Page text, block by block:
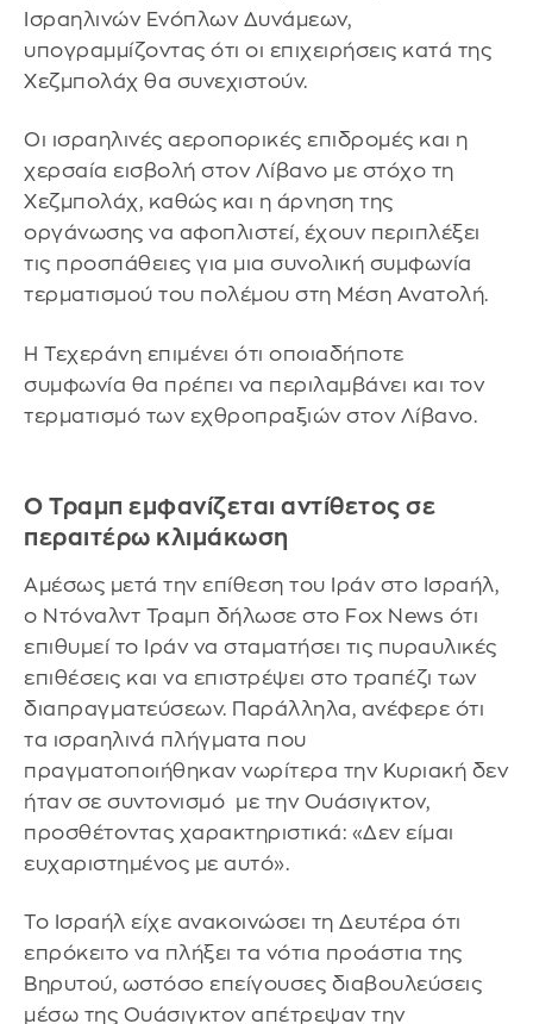
Ισραηλινών Ενόπλων Δυνάμεων,
υπογραμμίζοντας ότι οι επιχειρήσεις κατά της
Χεζμπολάχ θα συνεχιστούν.
Οι ισραηλινές αεροπορικές επιδρομές και η
χερσαία εισβολή στον Λίβανο με στόχο τη
Χεζμπολάχ, καθώς και η άρνηση της
οργάνωσης να αφοπλιστεί, έχουν περιπλέξει
τις προσπάθειες για μια συνολική συμφωνία
τερματισμού του πολέμου στη Μέση Ανατολή.
Η Τεχεράνη επιμένει ότι οποιαδήποτε
συμφωνία θα πρέπει να περιλαμβάνει και τον
τερματισμό των εχθροπραξιών στον Λίβανο.
Ο Τραμπ εμφανίζεται αντίθετος σε
περαιτέρω κλιμάκωση
Αμέσως μετά την επίθεση του Ιράν στο Ισραήλ,
ο Ντόναλντ Τραμπ δήλωσε στο Fox News ότι
επιθυμεί το Ιράν να σταματήσει τις πυραυλικές
επιθέσεις και να επιστρέψει στο τραπέζι των
διαπραγματεύσεων. Παράλληλα, ανέφερε ότι
τα ισραηλινά πλήγματα που
πραγματοποιήθηκαν νωρίτερα την Κυριακή δεν
ήταν σε συντονισμό με την Ουάσιγκτον,
προσθέτοντας χαρακτηριστικά: «Δεν είμαι
ευχαριστημένος με αυτό».
Το Ισραήλ είχε ανακοινώσει τη Δευτέρα ότι
επρόκειτο να πλήξει τα νότια προάστια της
Βηρυτού, ωστόσο επείγουσες διαβουλεύσεις
μέσω της Ουάσιγκτον απέτρεψαν την